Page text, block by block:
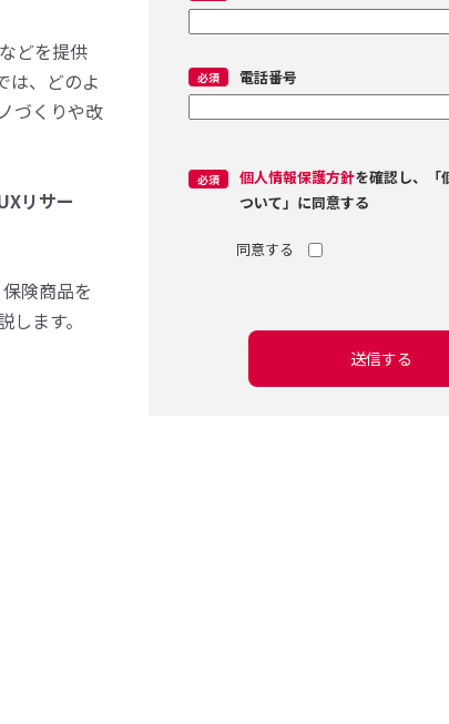
どを提供
は、どのよ
づくりや改
リサー
険商品を
ます。
電話番号
個人情報保護方針を確認し、「
ついて」に同意する
送信する